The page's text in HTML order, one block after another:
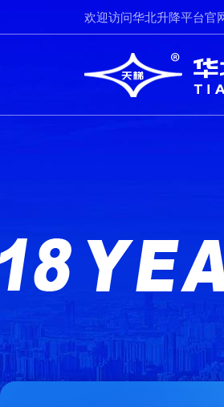
欢迎访问华北升降平台官